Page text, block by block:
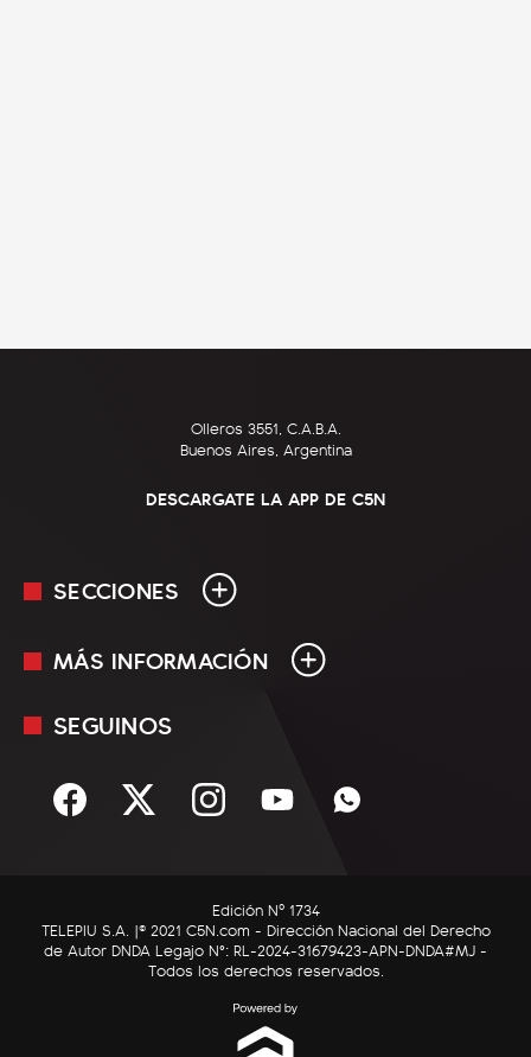
Olleros 3551, C.A.B.A.
Buenos Aires, Argentina
DESCARGATE LA APP DE C5N
SECCIONES
En Vivo
Sociedad
C5N Autos
RatingCero
MÁS INFORMACIÓN
Mediakit
Términos y condiciones
SEGUINOS
Edición Nº 1734
TELEPIU S.A. |© 2021 C5N.com - Dirección Nacional del Derecho
de Autor DNDA Legajo N°: RL-2024-31679423-APN-DNDA#MJ -
Todos los derechos reservados.